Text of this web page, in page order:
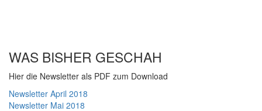
WAS BISHER GESCHAH
Hier die Newsletter als PDF zum Download
Newsletter April 2018
Newsletter Mai 2018